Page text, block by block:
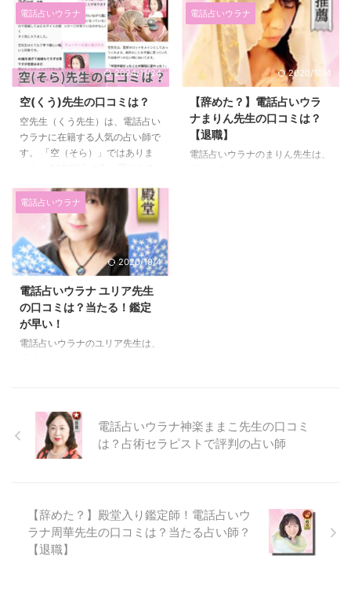
ても活躍している「占術セラピス
ト」として人気の占い師です。
インスピレーション能力に長けた
スピーディーな鑑定も人気の秘訣
です。 管理人（りえ）のコメン
トや神楽ままこ先生の口コミを紹
介します。 神楽ままこ先生の詳
細 在籍 電話占いウラナ 料金 1分
260円 占術 霊感・霊視、霊感タ
ロット、気功、西洋占星術、タロ
の差、三角関係、家庭問題、仕
事、金運、運勢、 ...
どを使って占っています。 運気
を大切にして占ってくれる人気が
あるウラナの占い師です。 対人
関係の占いを得意としており、な
かでも、不倫、対人関係、結婚、
離婚、年の差を解決するのが得意
で「先生が言ってたことが現実に
なった！」と評判になっていま
す！！ 40代・50代の方のファン
が多いようです。また、リピータ
電話占いウラナ
2024/11/24
空(くう)先生の口コミは？
空先生（くう先生）は、電話占い
ウラナに在籍する人気の占い師で
す。 「空（そら）」ではありま
師です。並大抵の占い師では、満
足いかない方におすすめです。
彼との行き詰った関係に終止符を
打ちたいという方にもおすすめ
で、少しでも良い関係性になりた
いという方はいい運気を引き寄せ
ていきましょう。 空先生は、霊
感タロットが得意な占い師でチュ
ーナーを使いながら占ってくれま
す。 空（くう）先生はどんな占
電話占いウラナ
2020/10/4
【辞めた？】電話占いウラ
ナまりん先生の口コミは？
【退職】
電話占いウラナのまりん先生は、
電話占いウラナ
2020/10/4
電話占いウラナ ユリア先生
の口コミは？当たる！鑑定
が早い！
電話占いウラナのユリア先生は、
ン占い師です。 復縁や略奪愛を
はじめとした鑑定を得意としてお
り、復縁を鑑定してもらっている
す ユリア先生の詳細 在籍 電話占
いウラナ 料金 1分270円 占術 霊
感タロット、四柱推命、心理カウ
電話占いウラナ神楽ままこ先生の口コミ
は？占術セラピストで評判の占い師
【辞めた？】殿堂入り鑑定師！電話占いウ
ラナ周華先生の口コミは？当たる占い師？
【退職】